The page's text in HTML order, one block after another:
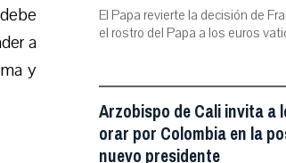
a
y
El Papa revierte la decisión de
el rostro del Papa a los euros
Arzobispo de Cali invita a
orar por Colombia en la
nuevo presidente